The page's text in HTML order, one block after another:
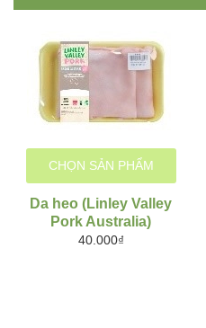
CHỌN SẢN PHẨM
Da heo (Linley Valley
Pork Australia)
40.000₫